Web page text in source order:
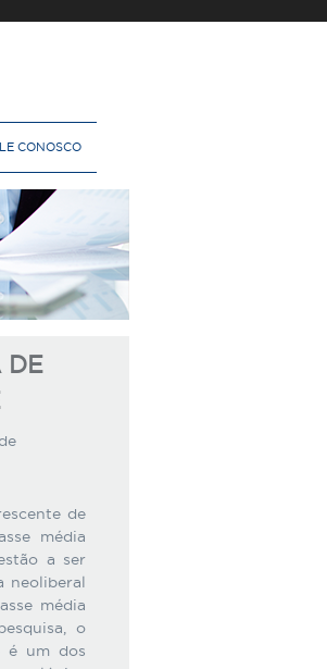
CONOSCO
DE
de
média
a ser
neoliberal
média
o
é um dos